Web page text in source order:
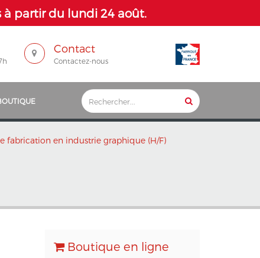
à partir du lundi 24 août.
Contact
Contactez-nous
fabrication en industrie graphique (H/F)
Boutique en ligne